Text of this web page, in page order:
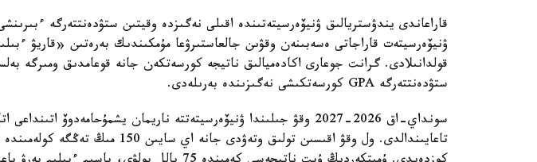
قاراعاندى يندۋستريالىق ۋنيۆەرسيتەتىندە اقىلى نەگىزدە وقيتىن ستۋدەنتتەرگە
ۋنيۆەرسيتەت قاراجاتى ەسەبىنەن وقۋىن جالعاستىرۋعا مۇمكىندىك بەرەتىن «قاريۋ
قولدانىلادى. گرانت جوعارى اكادەميالىق ناتيجە كورسەتكەن جانە قوعامدىق ومىرگە
ستۋدەنتتەرگە GPA كورسەتكىشى نەگىزىندە بەرىلەدى.
سونداي-اق 2026-2027 وقۋ جىلىندا ۋنيۆەرسيتەتتە ناريمان يشمۇحامەدوۆ
تاعايىندالدى. ول وقۋ اقىسىن تولىق وتەۋدى جانە اي